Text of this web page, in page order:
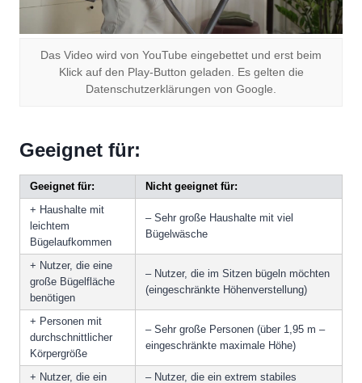
Das Video wird von YouTube eingebettet und erst beim
Klick auf den Play-Button geladen. Es gelten die
Datenschutzerklärungen von Google.
Geeignet für:
Geeignet für:
Nicht geeignet für:
+ Haushalte mit
leichtem
Bügelaufkommen
– Sehr große Haushalte mit viel
Bügelwäsche
+ Nutzer, die eine
große Bügelfläche
benötigen
– Nutzer, die im Sitzen bügeln möchten
(eingeschränkte Höhenverstellung)
+ Personen mit
durchschnittlicher
Körpergröße
– Sehr große Personen (über 1,95 m –
eingeschränkte maximale Höhe)
+ Nutzer, die ein
– Nutzer, die ein extrem stabiles